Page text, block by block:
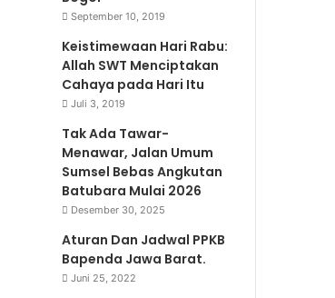
September 10, 2019
Keistimewaan Hari Rabu:
Allah SWT Menciptakan
Cahaya pada Hari Itu
Juli 3, 2019
Tak Ada Tawar-
Menawar, Jalan Umum
Sumsel Bebas Angkutan
Batubara Mulai 2026
Desember 30, 2025
Aturan Dan Jadwal PPKB
Bapenda Jawa Barat.
Juni 25, 2022